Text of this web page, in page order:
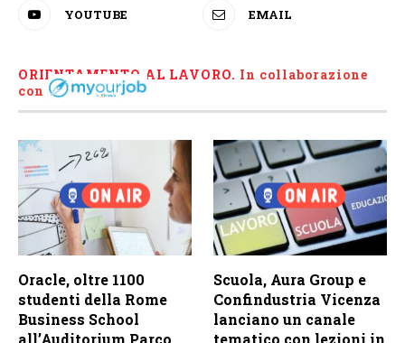
YOUTUBE EMAIL
ORIENTAMENTO AL LAVORO. In collaborazione
con
Oracle, oltre 1100
studenti della Rome
Business School
all’Auditorium Parco
Scuola, Aura Group e
Confindustria Vicenza
lanciano un canale
tematico con lezioni in